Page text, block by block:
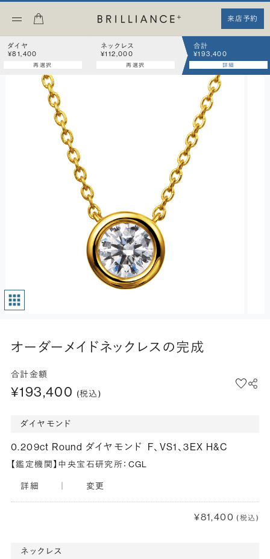
来店予約
ダイヤ
¥81,400
再選択
ネックレス
¥112,000
再選択
合計
¥193,400
詳細
オーダーメイドネックレスの完成
合計金額
¥193,400 (税込)
ダイヤモンド
0.209ct Round ダイヤモンド F、VS1、3EX H&C
【鑑定機関】中央宝石研究所：CGL
詳細 変更
¥81,400 (税込)
ネックレス